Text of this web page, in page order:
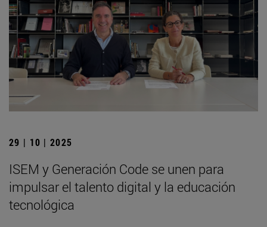
29 | 10 | 2025
ISEM y Generación Code se unen para
impulsar el talento digital y la educación
tecnológica